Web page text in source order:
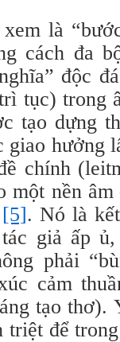
là
cách đa
độc
tục) trong
tạo dựng
giao hưởng
chính
một nền
[5]. Nó là
giả ấp
phải
cảm
tạo
triệt để